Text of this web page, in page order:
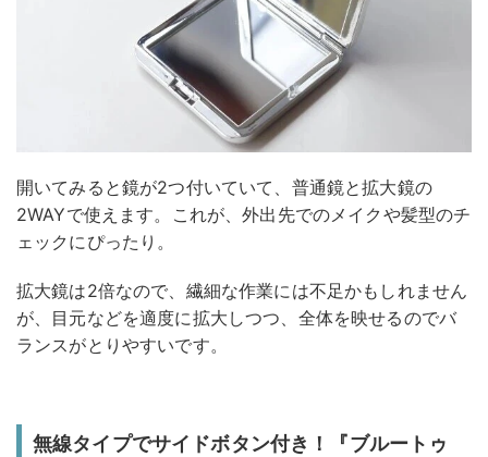
開いてみると鏡が2つ付いていて、普通鏡と拡大鏡の
2WAYで使えます。これが、外出先でのメイクや髪型のチ
ェックにぴったり。
拡大鏡は2倍なので、繊細な作業には不足かもしれません
が、目元などを適度に拡大しつつ、全体を映せるのでバ
ランスがとりやすいです。
無線タイプでサイドボタン付き！『ブルートゥ